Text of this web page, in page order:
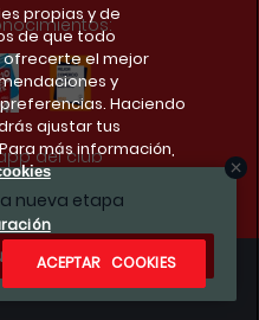
nueva etapa
del club
propias y de
de que todo
el mejor
y
Haciendo
ajustar tus
más información,
ACEPTAR COOKIES